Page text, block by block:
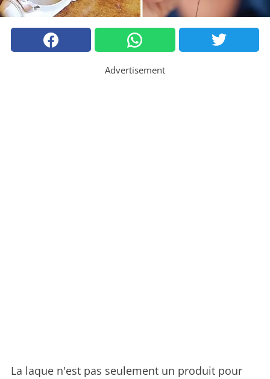
Advertisement
La laque n'est pas seulement un produit pour